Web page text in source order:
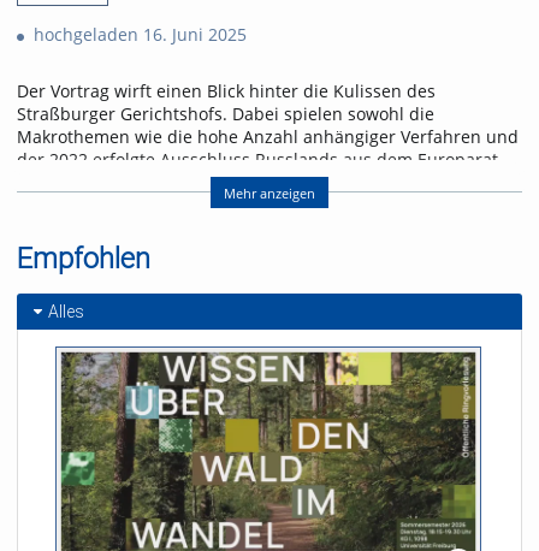
hochgeladen 16. Juni 2025
Der Vortrag wirft einen Blick hinter die Kulissen des
Straßburger Gerichtshofs. Dabei spielen sowohl die
Makrothemen wie die hohe Anzahl anhängiger Verfahren und
der 2022 erfolgte Ausschluss Russlands aus dem Europarat,
das Budget und die Richterwahl, die Staatenbeschwerden
und die Vollstreckung der Urteile eine Rolle als auch die ganz
Richtern und Juristen der Registry etwa in puncto
Mehrsprachigkeit, Beratungskultur, Zusammenarbeit
zwischen Richtern und Juristen.
Referent/in:
Tim Eicke
Richter am Europäischen
Gerichtshof für
Menschenrechte
Mehr anzeigen
Empfohlen
Alles